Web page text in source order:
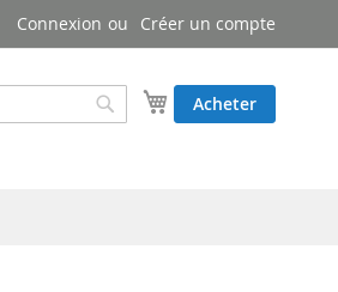
Connexion Créer un compte
Mon panier
Acheter
Rechercher